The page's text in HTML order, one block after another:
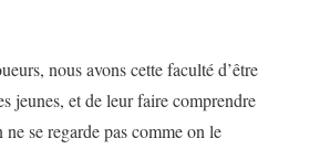
nous avons cette faculté d’être
jeunes, et de leur faire comprendre
ne se regarde pas comme on le